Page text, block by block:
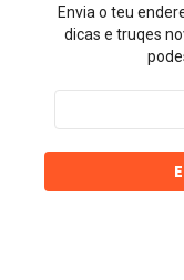
Envia o teu
dicas e truqes
Endereço
email